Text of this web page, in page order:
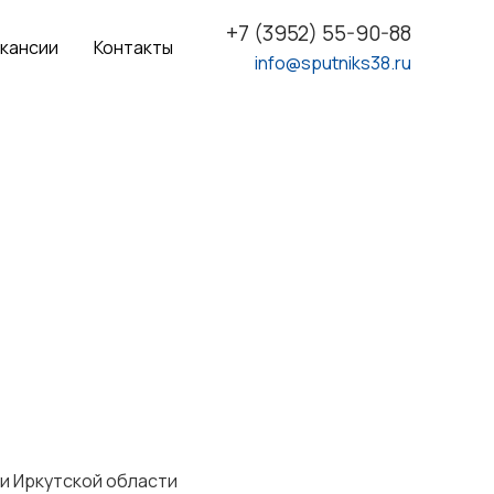
Контакты +7 (3952) 55-90-88
info@sputniks38.ru
Иркутской области